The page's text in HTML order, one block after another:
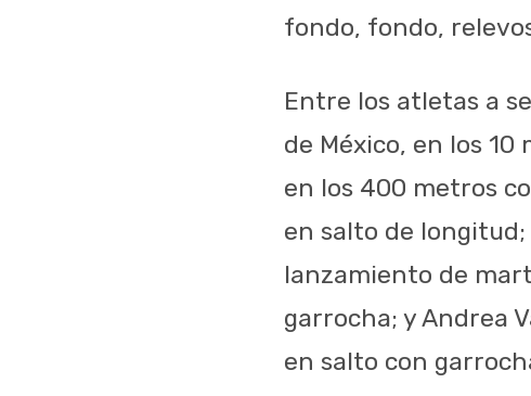
fondo, fondo,
Entre los atletas a
de México, en los
en los 400 metros
en salto de longitud;
lanzamiento de
garrocha; y Andrea
en salto con